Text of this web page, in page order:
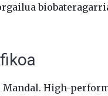
Mandal. High-